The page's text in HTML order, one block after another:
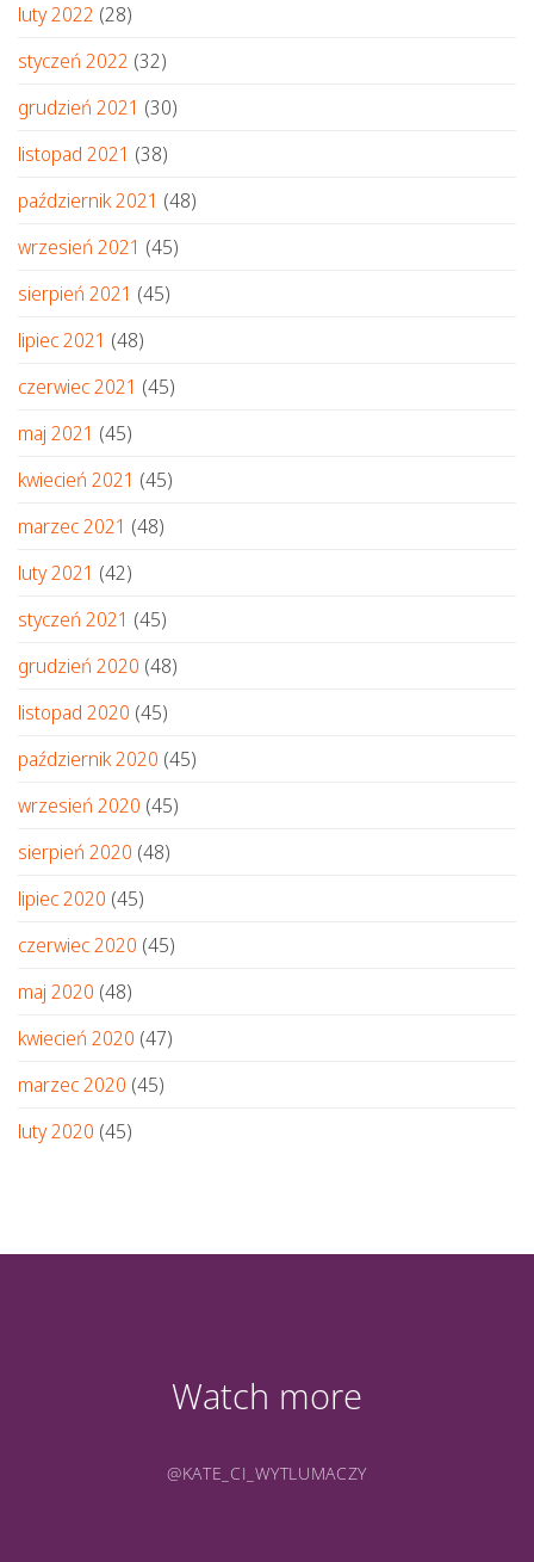
luty 2022 (28)
styczeń 2022 (32)
grudzień 2021 (30)
listopad 2021 (38)
październik 2021 (48)
wrzesień 2021 (45)
sierpień 2021 (45)
lipiec 2021 (48)
czerwiec 2021 (45)
maj 2021 (45)
kwiecień 2021 (45)
marzec 2021 (48)
luty 2021 (42)
styczeń 2021 (45)
grudzień 2020 (48)
listopad 2020 (45)
październik 2020 (45)
wrzesień 2020 (45)
sierpień 2020 (48)
lipiec 2020 (45)
czerwiec 2020 (45)
maj 2020 (48)
kwiecień 2020 (47)
marzec 2020 (45)
luty 2020 (45)
Watch more
@KATE_CI_WYTLUMACZY